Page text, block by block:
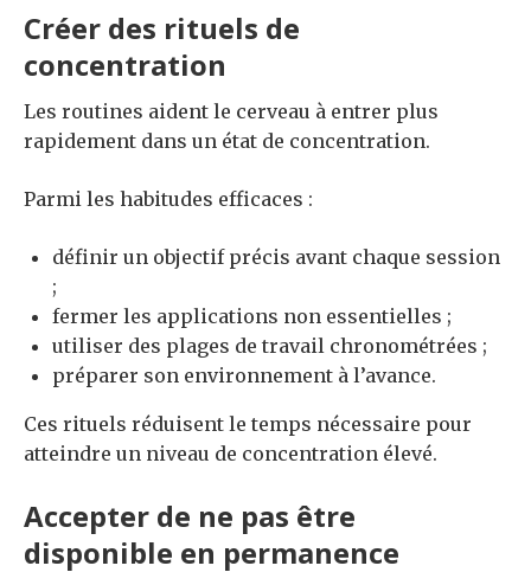
Créer des rituels de
concentration
Les routines aident le cerveau à entrer plus
rapidement dans un état de concentration.
Parmi les habitudes efficaces :
définir un objectif précis avant chaque session
;
fermer les applications non essentielles ;
utiliser des plages de travail chronométrées ;
préparer son environnement à l’avance.
Ces rituels réduisent le temps nécessaire pour
atteindre un niveau de concentration élevé.
Accepter de ne pas être
disponible en permanence